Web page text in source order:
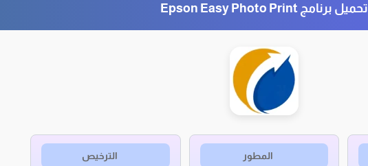
تحميل برنامج Epson Easy Photo Print
المطور الترخيص